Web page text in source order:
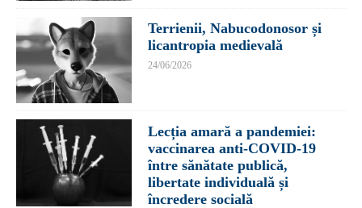
Terrienii, Nabucodonosor și
licantropia medievală
24/06/2026
Lecția amară a pandemiei:
vaccinarea anti-COVID-19
între sănătate publică,
libertate individuală și
încredere socială